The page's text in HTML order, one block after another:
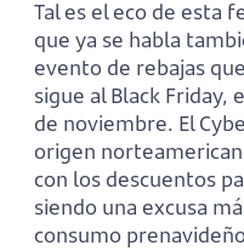
Tal es el eco de esta
que ya se habla
evento de rebajas
sigue al Black Friday,
de noviembre. El
origen
con los descuentos
siendo una excusa
consumo